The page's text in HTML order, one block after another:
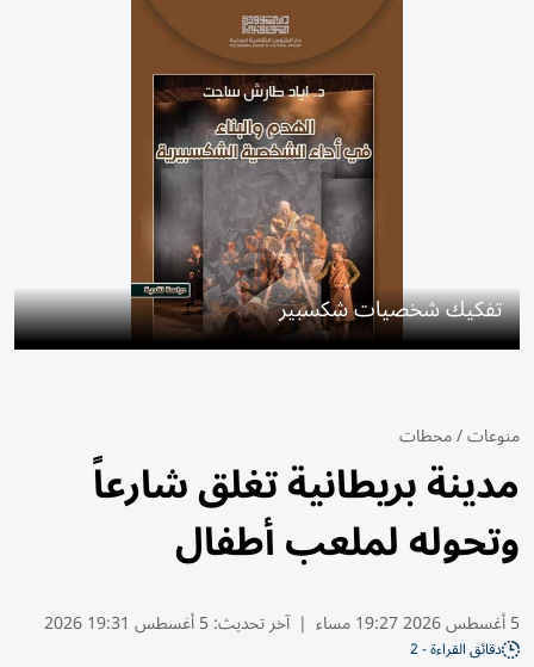
تفكيك شخصيات شكسبير
منوعات/محطات
مدينة بريطانية تغلق شارعاً
وتحوله لملعب أطفال
5 أغسطس 2026 19:27 مساء | آخر تحديث:5 أغسطس 19:31 2026
دقائق القراءة - 2